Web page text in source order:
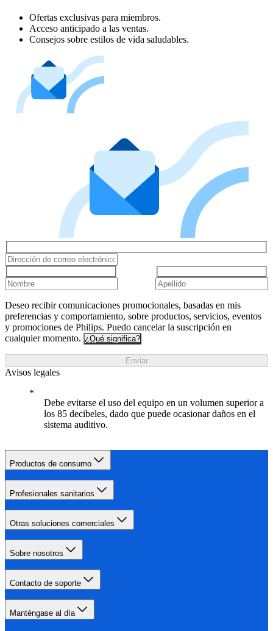
Ofertas exclusivas para miembros.
Acceso anticipado a las ventas.
Consejos sobre estilos de vida saludables.
Deseo recibir comunicaciones promocionales, basadas en mis
preferencias y comportamiento, sobre productos, servicios, eventos
y promociones de Philips. Puedo cancelar la suscripción en
cualquier momento. ¿Qué significa?
Enviar
Avisos legales
Debe evitarse el uso del equipo en un volumen superior a
los 85 decibeles, dado que puede ocasionar daños en el
sistema auditivo.
Productos de consumo
Profesionales sanitarios
Otras soluciones comerciales
Sobre nosotros
Contacto de soporte
Manténgase al día